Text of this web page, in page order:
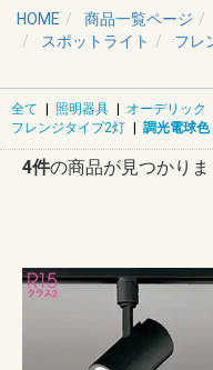
HOME 商品一覧ページ
スポットライト
フレ
全て | 照明器具 | オーデリック
フレンジタイプ2灯 | 調光電球色
4件の商品が見つかりま